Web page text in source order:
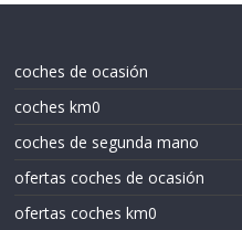
coches de ocasión
coches km0
coches de segunda mano
ofertas coches de ocasión
ofertas coches km0